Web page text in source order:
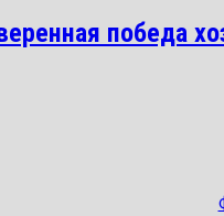
победа